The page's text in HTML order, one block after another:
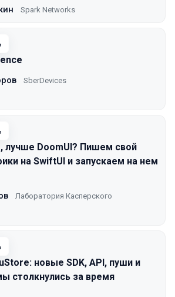
Spark Networks
SberDevices
лучше DoomUI? Пишем свой
на SwiftUI и запускаем на нем
Лаборатория Касперского
новые SDK, API, пуши и
столкнулись за время